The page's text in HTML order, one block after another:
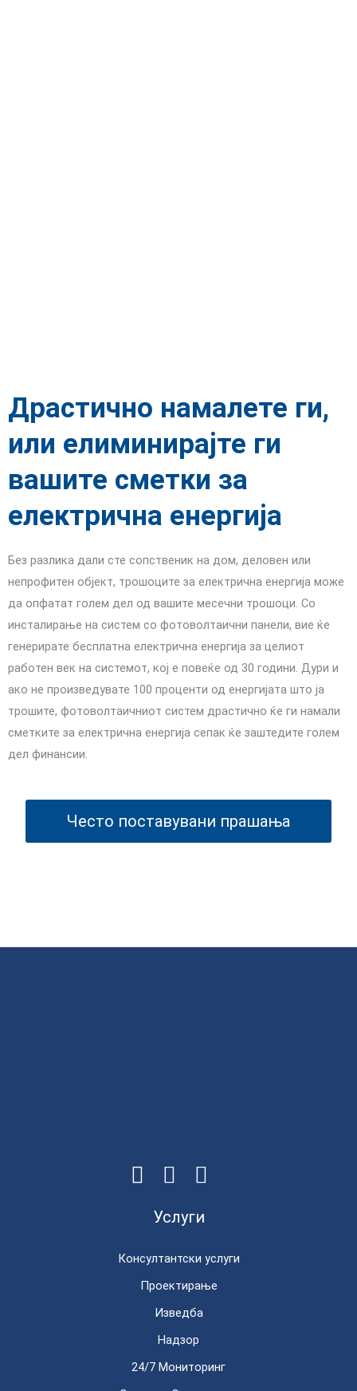
Драстично намалете ги,
или елиминирајте ги
вашите сметки за
електрична енергија
Без разлика дали сте сопственик на дом, деловен или
непрофитен објект, трошоците за електрична енергија може
да опфатат голем дел од вашите месечни трошоци. Со
инсталирање на систем со фотоволтаични панели, вие ќе
генерирате бесплатна електрична енергија за целиот
работен век на системот, кој е повеќе од 30 години. Дури и
ако не произведувате 100 проценти од енергијата што ја
трошите, фотоволтаичниот систем драстично ќе ги намали
сметките за електрична енергија сепак ќе заштедите голем
дел финансии.
Често поставувани прашања
Услуги
Консултантски услуги
Проектирање
Изведба
Надзор
24/7 Мониторинг